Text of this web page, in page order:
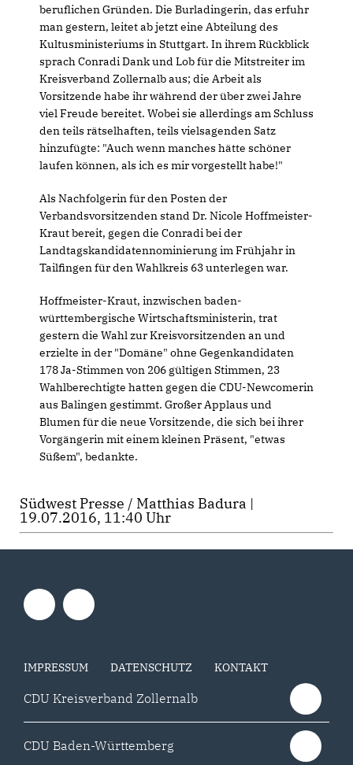
beruflichen Gründen. Die Burladingerin, das erfuhr
man gestern, leitet ab jetzt eine Abteilung des
Kultusministeriums in Stuttgart. In ihrem Rückblick
sprach Conradi Dank und Lob für die Mitstreiter im
Kreisverband Zollernalb aus; die Arbeit als
Vorsitzende habe ihr während der über zwei Jahre
viel Freude bereitet. Wobei sie allerdings am Schluss
den teils rätselhaften, teils vielsagenden Satz
hinzufügte: "Auch wenn manches hätte schöner
laufen können, als ich es mir vorgestellt habe!"
Als Nachfolgerin für den Posten der
Verbandsvorsitzenden stand Dr. Nicole Hoffmeister-
Kraut bereit, gegen die Conradi bei der
Landtagskandidatennominierung im Frühjahr in
Tailfingen für den Wahlkreis 63 unterlegen war.
Hoffmeister-Kraut, inzwischen baden-
württembergische Wirtschaftsministerin, trat
gestern die Wahl zur Kreisvorsitzenden an und
erzielte in der "Domäne" ohne Gegenkandidaten
178 Ja-Stimmen von 206 gültigen Stimmen, 23
Wahlberechtigte hatten gegen die CDU-Newcomerin
aus Balingen gestimmt. Großer Applaus und
Blumen für die neue Vorsitzende, die sich bei ihrer
Vorgängerin mit einem kleinen Präsent, "etwas
Süßem", bedankte.
Südwest Presse / Matthias Badura |
19.07.2016, 11:40 Uhr
IMPRESSUM DATENSCHUTZ KONTAKT
CDU Kreisverband Zollernalb
CDU Baden-Württemberg